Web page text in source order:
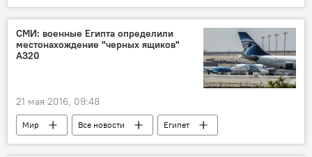
референдум
СМИ: военные Египта определили
местонахождение "черных ящиков"
А320
21 мая 2016, 09:48
Мир Все новости
Египет
авиакатастрофа